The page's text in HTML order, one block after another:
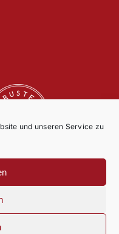
und unseren Service zu